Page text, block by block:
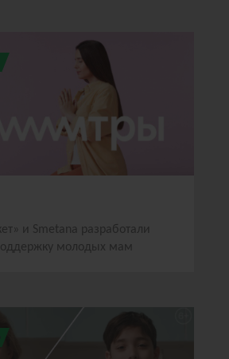
и Smetana разработали
молодых мам